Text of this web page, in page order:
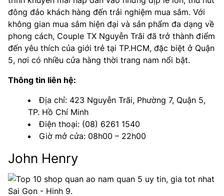
đông đảo khách hàng đến trải nghiệm mua sắm. Với
không gian mua sắm hiện đại và sản phẩm đa dạng về
phong cách, Couple TX Nguyễn Trãi đã trở thành điểm
đến yêu thích của giới trẻ tại TP.HCM, đặc biệt ở Quận
5, nơi có nhiều cửa hàng thời trang nam nổi bật.
Thông tin liên hệ:
Địa chỉ: 423 Nguyễn Trãi, Phường 7, Quận 5,
TP. Hồ Chí Minh
Điện thoại: (08) 6261 1540
Giờ mở cửa: 08h00 – 22h00
John Henry